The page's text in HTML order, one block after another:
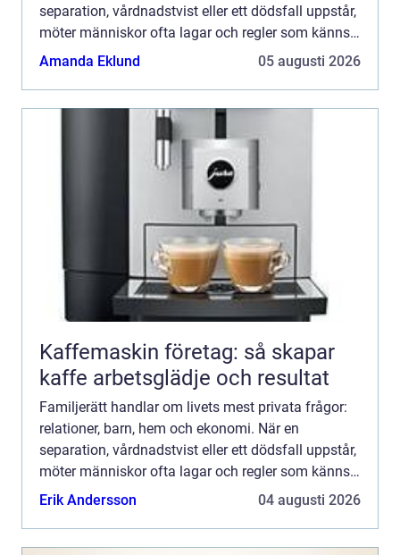
separation, vårdnadstvist eller ett dödsfall uppstår,
möter människor ofta lagar och regler som känns
både främmande och överväldigande. I en storstad
Amanda Eklund 05 augusti 2026
Kaffemaskin företag: så skapar
kaffe arbetsglädje och resultat
Familjerätt handlar om livets mest privata frågor:
relationer, barn, hem och ekonomi. När en
separation, vårdnadstvist eller ett dödsfall uppstår,
möter människor ofta lagar och regler som känns
både främmande och överväldigande. I en storstad
Erik Andersson 04 augusti 2026